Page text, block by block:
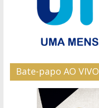
Bate-papo AO VIVO